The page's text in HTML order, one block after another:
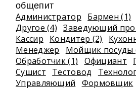
общепит
Администратор Бармен (1)
Другое (4)
Заведующий
Кассир
Кондитер (2)
Менеджер
Мойщик посуды
Обработчик (1)
Официант
Сушист
Тестовод
Управляющий
Формовщик